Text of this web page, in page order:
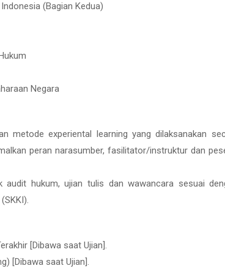
(Bagian Kedua)
Negara
metode experiental learning yang dilaksanakan
peran narasumber, fasilitator/instruktur dan
hukum, ujian tulis dan wawancara sesuai
[Dibawa saat Ujian].
[Dibawa saat Ujian].